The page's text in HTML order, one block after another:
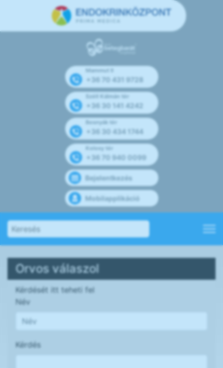
Mammut II
+36 70 431 9728
Széll Kálmán tér
+36 30 141 4242
Bosnyák tér
+36 30 434 1744
Kolosy tér
+36 70 940 0099
Bejelentkezés
Mobilapplikáció
Orvos válaszol
Kérdését itt teheti fel
Név
Kérdés